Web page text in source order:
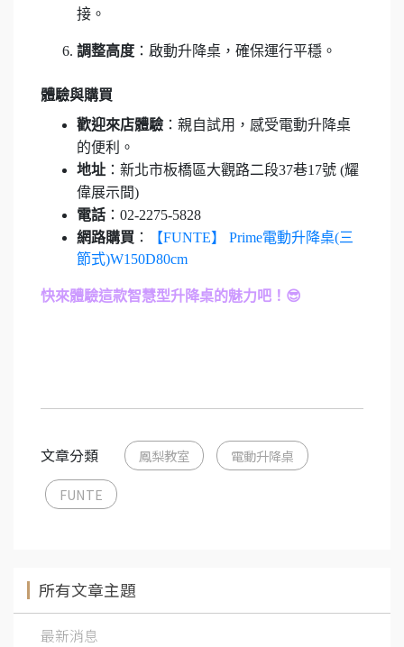
接。
調整高度 ：啟動升降桌，確保運行平穩。
體驗與購買
歡迎來店體驗 ：親自試用，感受電動升降桌
的便利。
地址 ：新北市板橋區大觀路二段37巷17號 (耀
偉展示間)
電話 ：02-2275-5828
網路購買 ：
【FUNTE】 Prime電動升降桌(三
節式)W150D80cm
快來體驗這款智慧型升降桌的魅力吧！😎
文章分類 鳳梨教室 電動升降桌
FUNTE
所有文章主題
最新消息